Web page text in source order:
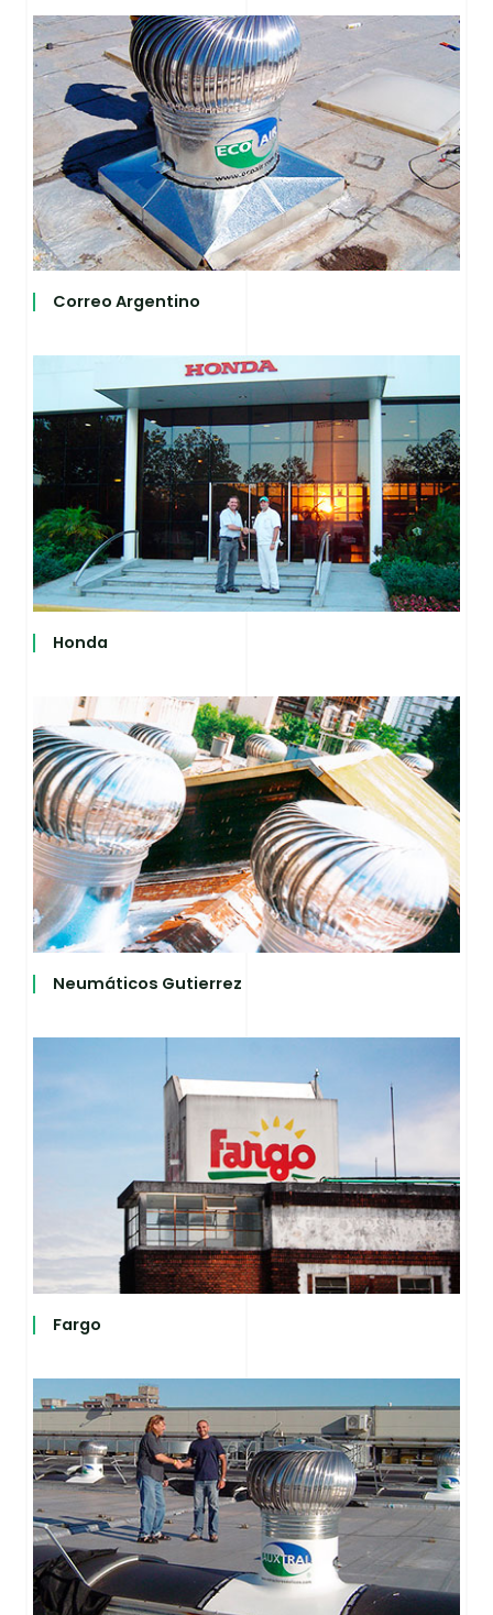
Correo Argentino
Honda
Neumáticos Gutierrez
Fargo